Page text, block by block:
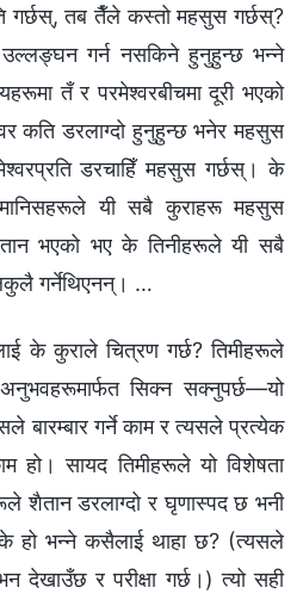
गर्छस्, तब तैँले कस्तो महसुस गर्छस्?
गर्न नसकिने हुनुहुन्छ भन्‍ने
तँ र परमेश्‍वरबीचमा दूरी भएको
कति डरलाग्दो हुनुहुन्छ भनेर महसुस
डरचाहिँ महसुस गर्छस्। के
यी सबै कुराहरू महसुस
भएको भए के तिनीहरूले यी सबै
गर्नेथिएनन्। …
के कुराले चित्रण गर्छ? तिमीहरूले
सिक्‍न सक्‍नुपर्छ—यो
बारम्बार गर्ने काम र त्यसले प्रत्येक
हो। सायद तिमीहरूले यो विशेषता
शैतान डरलाग्दो र घृणास्पद छ भनी
के हो भन्‍ने कसैलाई थाहा छ? (त्यसले
देखाउँछ र परीक्षा गर्छ।) त्यो सही